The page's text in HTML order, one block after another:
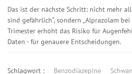
Das ist der nächste Schritt: nicht mehr
sind gefährlich“, sondern „Alprazolam
Trimester erhöht das Risiko für
Daten - für genauere Entscheidungen.
Schlagwort : Benzodiazepine